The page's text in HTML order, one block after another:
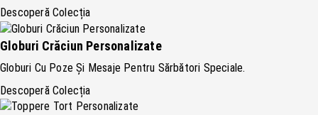
Descoperă Colecția
Globuri Crăciun Personalizate
Globuri Cu Poze Și Mesaje Pentru Sărbători Speciale.
Descoperă Colecția